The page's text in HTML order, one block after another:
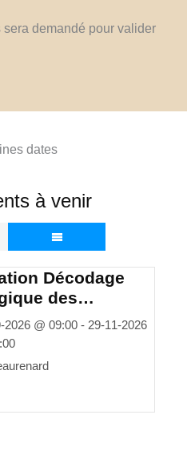
sera demandé pour valider
dates
à venir
Décodage
des
2026 @ 09:00 - 29-11-2026